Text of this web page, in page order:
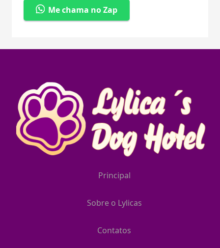
Me chama no Zap
Principal
Sobre o Lylicas
Contatos